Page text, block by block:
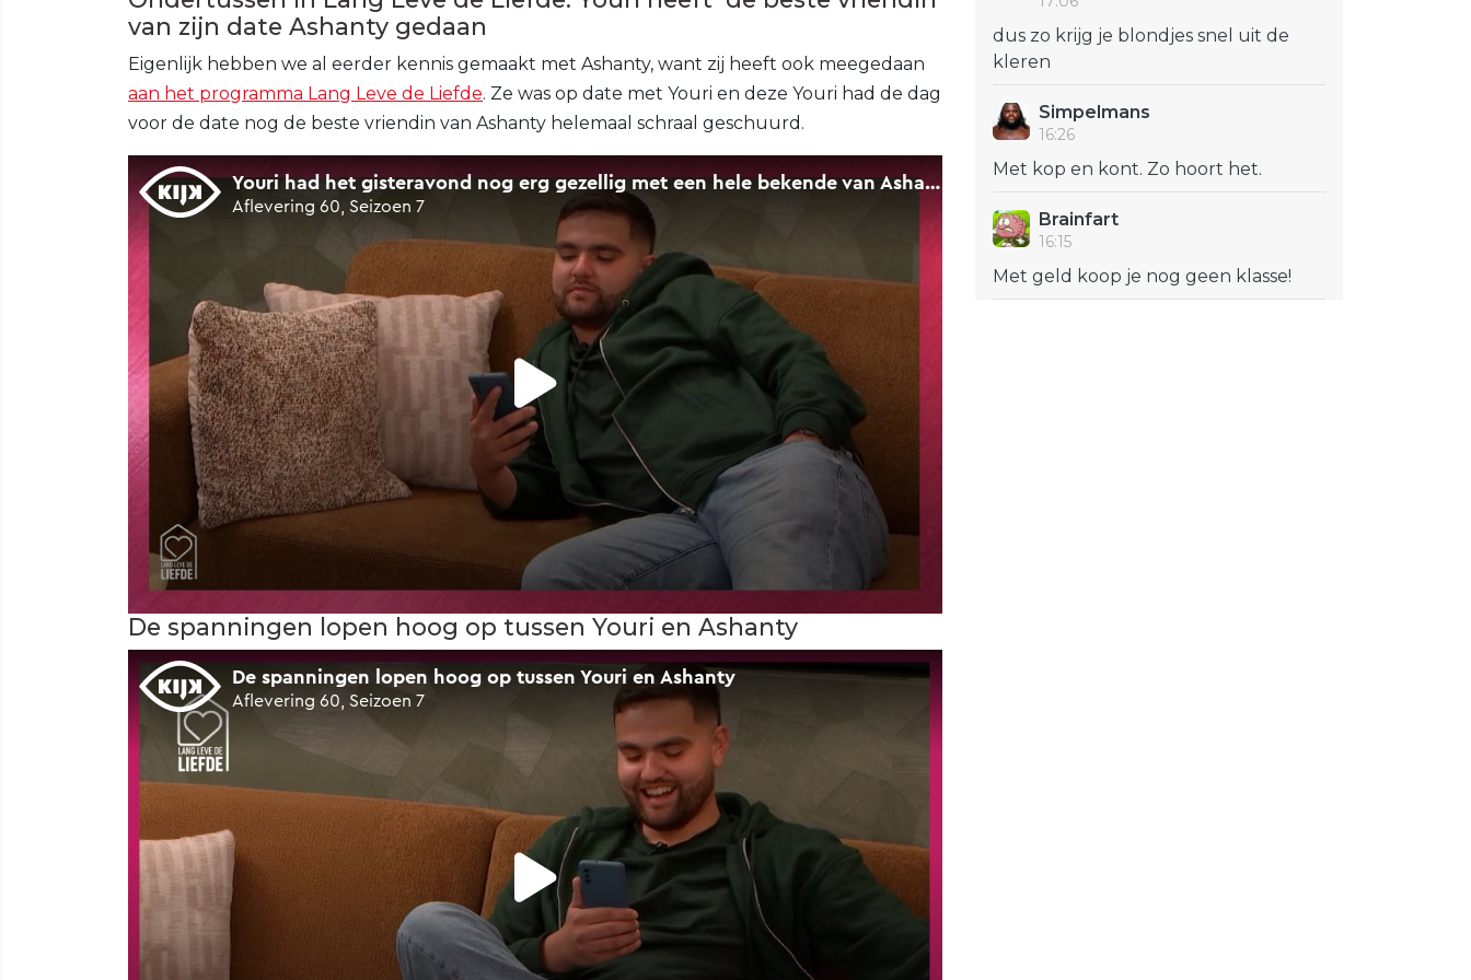
van zijn date Ashanty gedaan
Eigenlijk hebben we al eerder kennis gemaakt met Ashanty, want zij heeft ook meegedaan
aan het programma Lang Leve de Liefde. Ze was op date met Youri en deze Youri had de dag
voor de date nog de beste vriendin van Ashanty helemaal schraal geschuurd.
De spanningen lopen hoog op tussen Youri en Ashanty
dus zo krijg je blondjes snel uit de
kleren
Simpelmans
16:26
Met kop en kont. Zo hoort het.
Brainfart
16:15
Met geld koop je nog geen klasse!